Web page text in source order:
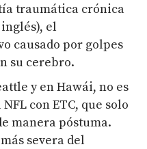
traumática crónica
inglés), el
causado por golpes
su cerebro.
y en Hawái, no es
con ETC, que solo
manera póstuma.
severa del